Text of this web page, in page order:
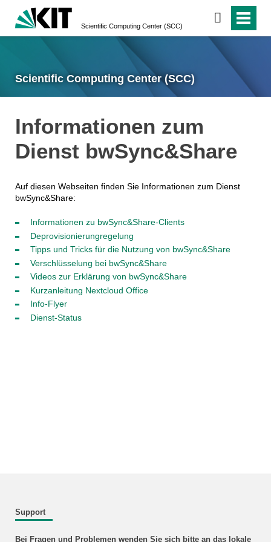
Scientific Computing Center (SCC)
Scientific Computing Center (SCC)
Informationen zum
Dienst bwSync&Share
Auf diesen Webseiten finden Sie Informationen zum Dienst
bwSync&Share:
Informationen zu bwSync&Share-Clients
Deprovisionierungregelung
Tipps und Tricks für die Nutzung von bwSync&Share
Verschlüsselung bei bwSync&Share
Videos zur Erklärung von bwSync&Share
Kurzanleitung Nextcloud Office
Info-Flyer
Dienst-Status
Support
Bei Fragen und Problemen wenden Sie sich bitte an das lokale